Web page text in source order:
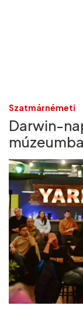
Szatmárnémeti
Darwin-